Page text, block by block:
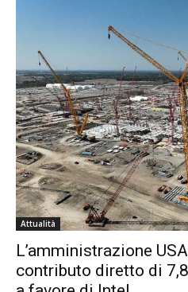
Attualità
L’amministrazione
contributo diretto di